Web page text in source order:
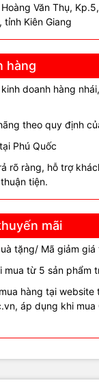
Văn Thụ,
Kiên Giang
hàng
doanh hàng
theo quy định
Phú Quốc
rõ ràng, hỗ trợ
tiện.
mãi
tặng/ Mã giảm giá
mua từ 5 sản phẩm
hàng tại website
áp dụng khi mua